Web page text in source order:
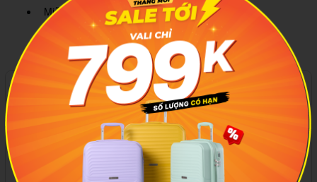
Miễn phí giao hàng toàn quốc
99 đánh giá
viviannguyen86 mua từ Shopee